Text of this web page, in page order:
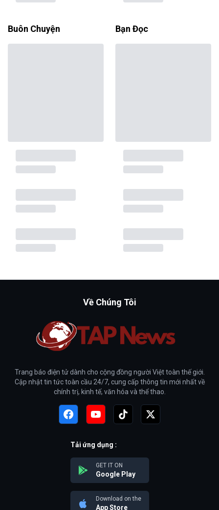
Buôn Chuyện Bạn Đọc
Về Chúng Tôi
Trang báo điện tử dành cho cộng đồng người Việt toàn thế giới.
Cập nhật tin tức toàn cầu 24/7, cung cấp thông tin mới nhất về
chính trị, kinh tế, văn hóa và thể thao.
Tải ứng dụng :
GET IT ON
Google Play
Download on the
App Store